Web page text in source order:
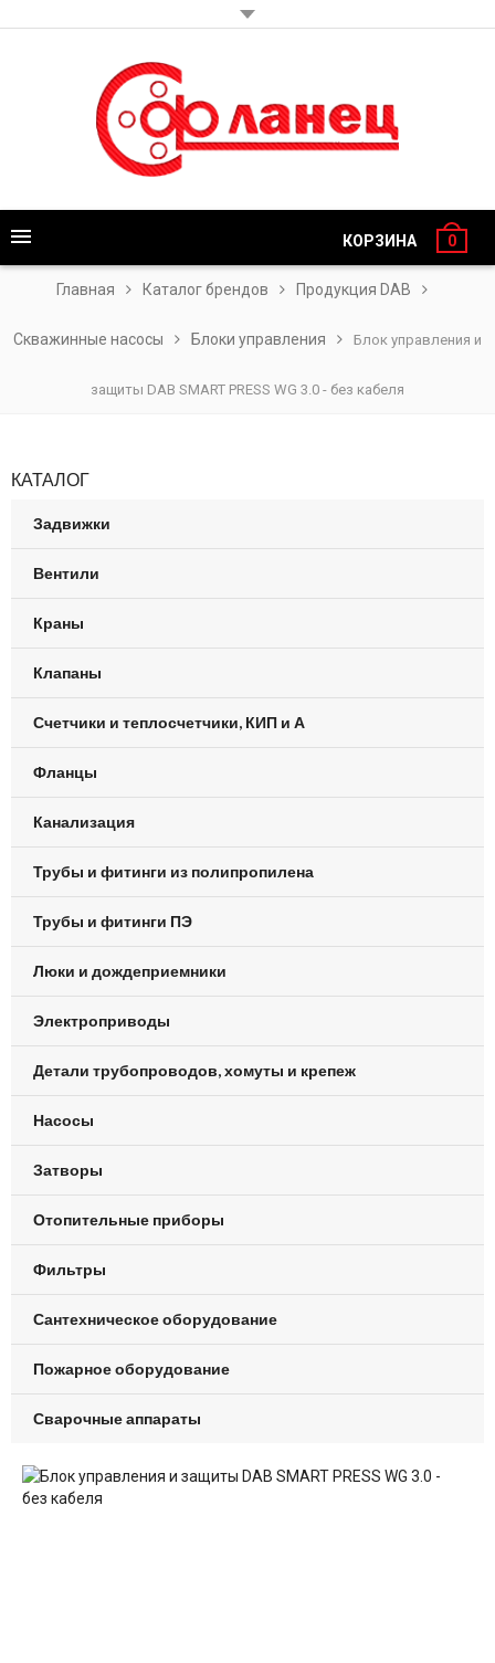
КОРЗИНА 0
Главная Каталог брендов Продукция DAB
Скважинные насосы Блоки управления Блок управления и
защиты DAB SMART PRESS WG 3.0 - без кабеля
КАТАЛОГ
Задвижки
Вентили
Краны
Клапаны
Счетчики и теплосчетчики, КИП и А
Фланцы
Канализация
Трубы и фитинги из полипропилена
Трубы и фитинги ПЭ
Люки и дождеприемники
Электроприводы
Детали трубопроводов, хомуты и крепеж
Насосы
Затворы
Отопительные приборы
Фильтры
Сантехническое оборудование
Пожарное оборудование
Сварочные аппараты